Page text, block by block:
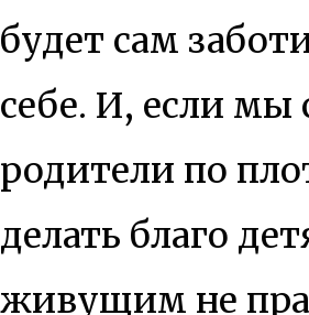
будет сам
себе. И, если мы
родители по
делать благо
живущим не